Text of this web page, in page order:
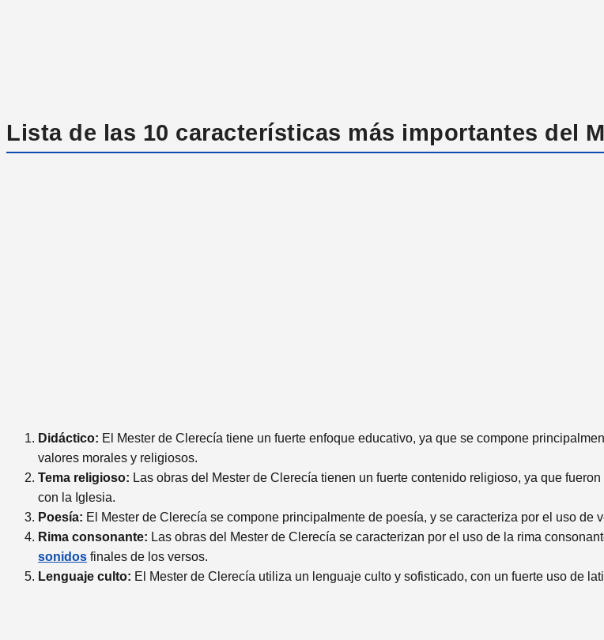
Lista de las 10 características más importantes del
Didáctico: El Mester de Clerecía tiene un fuerte enfoque educativo, ya que se compone
valores morales y religiosos.
Tema religioso: Las obras del Mester de Clerecía tienen un fuerte contenido religioso, ya que
con la Iglesia.
Poesía: El Mester de Clerecía se compone principalmente de poesía, y se caracteriza por el uso de
Rima consonante: Las obras del Mester de Clerecía se caracterizan por el uso de la rima
sonidos finales de los versos.
Lenguaje culto: El Mester de Clerecía utiliza un lenguaje culto y sofisticado, con un fuerte uso de